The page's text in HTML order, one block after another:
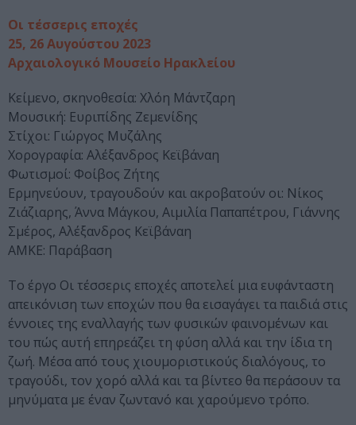
Οι τέσσερις εποχές
25, 26 Αυγούστου 2023
Αρχαιολογικό Μουσείο Ηρακλείου
Κείμενο, σκηνοθεσία: Χλόη Μάντζαρη
Μουσική: Ευριπίδης Ζεμενίδης
Στίχοι: Γιώργος Μυζάλης
Χορογραφία: Αλέξανδρος Κεϊβάναη
Φωτισμοί: Φοίβος Ζήτης
Ερμηνεύουν, τραγουδούν και ακροβατούν οι: Νίκος
Ζιάζιαρης, Άννα Μάγκου, Αιμιλία Παπαπέτρου, Γιάννης
Σμέρος, Αλέξανδρος Κεϊβάναη
ΑΜΚΕ: Παράβαση
Το έργο Οι τέσσερις εποχές αποτελεί μια ευφάνταστη
απεικόνιση των εποχών που θα εισαγάγει τα παιδιά στις
έννοιες της εναλλαγής των φυσικών φαινομένων και
του πώς αυτή επηρεάζει τη φύση αλλά και την ίδια τη
ζωή. Μέσα από τους χιουμοριστικούς διαλόγους, το
τραγούδι, τον χορό αλλά και τα βίντεο θα περάσουν τα
μηνύματα με έναν ζωντανό και χαρούμενο τρόπο.